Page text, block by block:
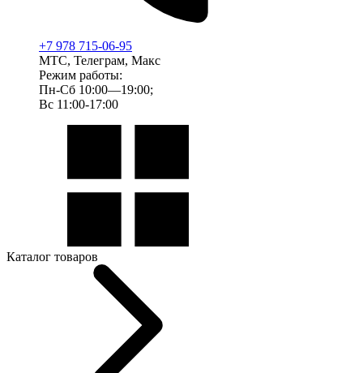
+7 978 715-06-95
МТС, Телеграм, Макс
Режим работы:
Пн-Сб 10:00—19:00;
Вс 11:00-17:00
Каталог товаров